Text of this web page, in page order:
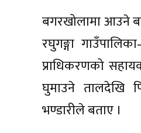
बगरखोलामा आउने
रघुगङ्गा
प्राधिकरणको
घुमाउने तालदेखि
भण्डारीले बताए ।